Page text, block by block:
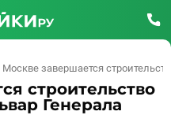
Москве завершается
строительство
Генерала